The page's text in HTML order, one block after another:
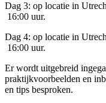
Dag 3: op locatie in
16:00 uur.
Dag 4: op locatie in
16:00 uur.
Er wordt uitgebreid
praktijkvoorbeelden en
en tips besproken.